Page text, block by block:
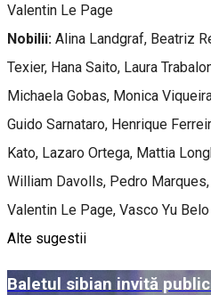
Valentin Le Page
Nobilii: Alina Landgraf, Beatriz
Texier, Hana Saito, Laura
Michaela Gobas, Monica
Guido Sarnataro, Henrique
Kato, Lazaro Ortega, Mattia
William Davolls, Pedro
Valentin Le Page, Vasco Yu Belo
Alte sugestii
Baletul sibian invită